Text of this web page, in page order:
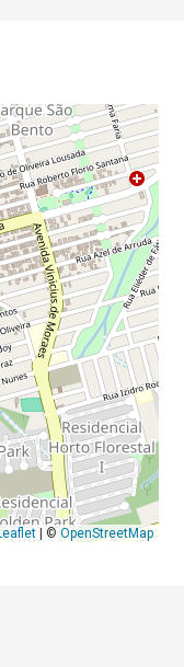
©OpenStreetMap